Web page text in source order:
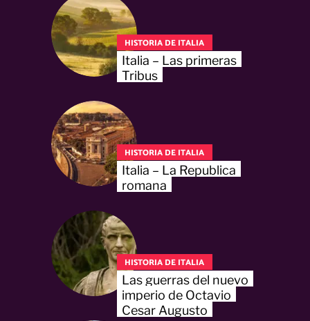
HISTORIA DE ITALIA
Italia – Las primeras
Tribus
HISTORIA DE ITALIA
Italia – La Republica
romana
HISTORIA DE ITALIA
Las guerras del nuevo
imperio de Octavio
Cesar Augusto